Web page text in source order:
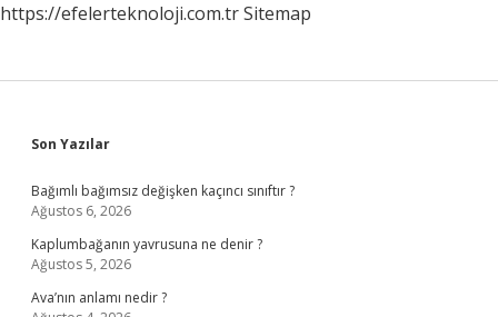
https://efelerteknoloji.com.trSitemap
Sidebar
Son Yazılar
Bağımlı bağımsız değişken kaçıncı sınıftır ?
Ağustos 6, 2026
Kaplumbağanın yavrusuna ne denir ?
Ağustos 5, 2026
Ava’nın anlamı nedir ?